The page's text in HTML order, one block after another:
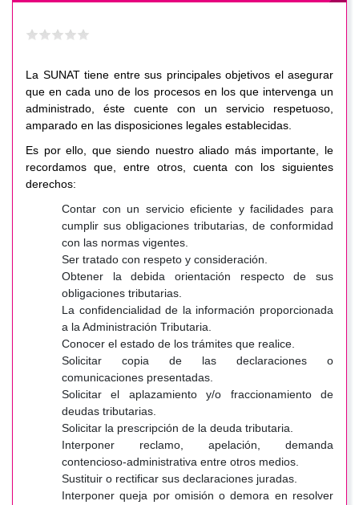
La SUNAT tiene entre sus principales objetivos el asegurar
que en cada uno de los procesos en los que intervenga un
administrado, éste cuente con un servicio respetuoso,
amparado en las disposiciones legales establecidas.
Es por ello, que siendo nuestro aliado más importante, le
recordamos que, entre otros, cuenta con los siguientes
derechos:
Contar con un servicio eficiente y facilidades para
cumplir sus obligaciones tributarias, de conformidad
con las normas vigentes.
Ser tratado con respeto y consideración.
Obtener la debida orientación respecto de sus
obligaciones tributarias.
La confidencialidad de la información proporcionada
a la Administración Tributaria.
Conocer el estado de los trámites que realice.
Solicitar copia de las declaraciones o
comunicaciones presentadas.
Solicitar el aplazamiento y/o fraccionamiento de
deudas tributarias.
Solicitar la prescripción de la deuda tributaria.
Interponer reclamo, apelación, demanda
contencioso-administrativa entre otros medios.
Sustituir o rectificar sus declaraciones juradas.
Interponer queja por omisión o demora en resolver